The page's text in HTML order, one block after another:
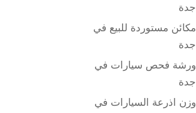
جدة
مكائن مستوردة للبيع في
جدة
ورشة فحص سيارات في
جدة
وزن اذرعة السيارات في